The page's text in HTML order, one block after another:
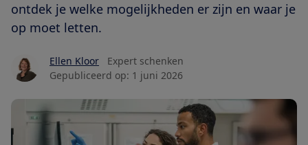
ontdek je welke mogelijkheden er zijn en waar je
op moet letten.
Ellen Kloor
Expert schenken
Gepubliceerd op: 1 juni 2026